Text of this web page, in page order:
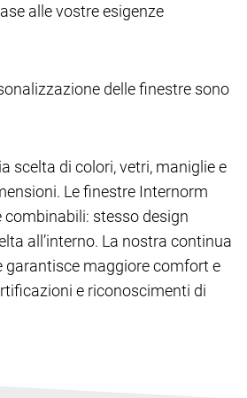
alle vostre esigenze
delle finestre sono
scelta di colori, vetri, maniglie e
Le finestre Internorm
stesso design
all’interno. La nostra continua
garantisce maggiore comfort e
e riconoscimenti di